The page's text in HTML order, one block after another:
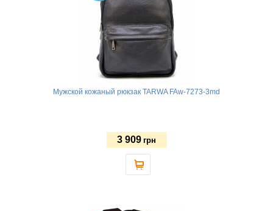
Мужской кожаный рюкзак TARWA FAw-7273-3md
3 909 грн